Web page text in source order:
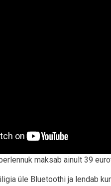
maksab ainult 39
üle Bluetoothi ja lendab